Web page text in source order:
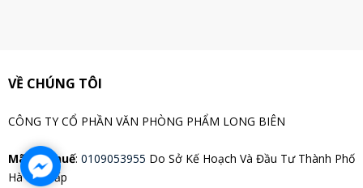
VỀ CHÚNG TÔI
CÔNG TY CỔ PHẦN VĂN PHÒNG PHẨM LONG BIÊN
Mã Số Thuế: 0109053955 Do Sở Kế Hoạch Và Đầu Tư Thành Phố
Hà Nội Cấp